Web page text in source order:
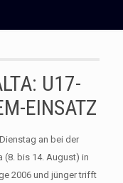
U17-
EINSATZ
an bei der
(8. bis 14. August) in
2006 und jünger trifft